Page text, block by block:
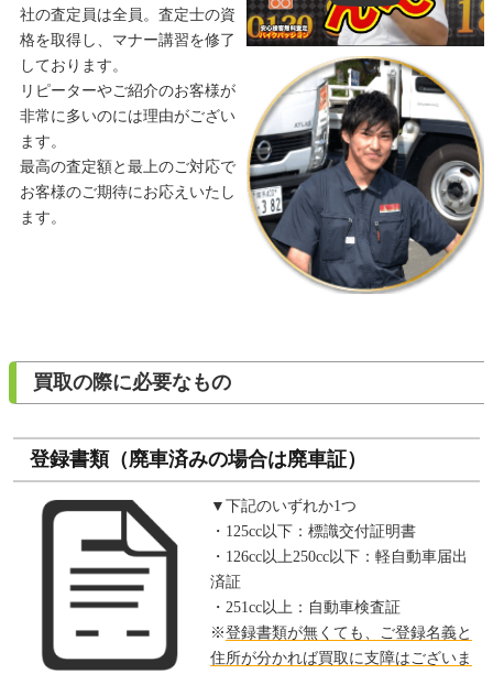
社の査定員は全員。査定士の資
格を取得し、マナー講習を修了
しております。
リピーターやご紹介のお客様が
非常に多いのには理由がござい
ます。
最高の査定額と最上のご対応で
お客様のご期待にお応えいたし
ます。
買取の際に必要なもの
登録書類（廃車済みの場合は廃車証）
▼下記のいずれか1つ
・125cc以下：標識交付証明書
・126cc以上250cc以下：軽自動車届出
済証
・251cc以上：自動車検査証
※登録書類が無くても、ご登録名義と
住所が分かれば買取に支障はございま